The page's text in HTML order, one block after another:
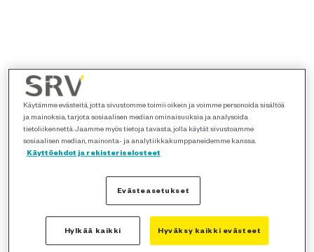
Käytämme evästeitä, jotta sivustomme toimii oikein ja voimme personoida sisältöä
ja mainoksia, tarjota sosiaalisen median ominaisuuksia ja analysoida
tietoliikennettä. Jaamme myös tietoja tavasta, jolla käytät sivustoamme
sosiaalisen median, mainonta- ja analytiikkakumppaneidemme kanssa.
Käyttöehdot ja rekisteriselosteet
Evästeasetukset
Hylkää kaikki Hyväksy kaikki evästeet